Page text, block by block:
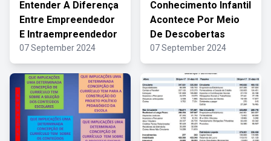
Entender A Diferença
Entre Empreendedor
E Intraempreendedor
07 September 2024
Conhecimento Infantil
Acontece Por Meio
De Descobertas
07 September 2024